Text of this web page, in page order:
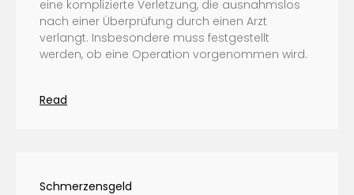
eine komplizierte Verletzung, die ausnahmslos
nach einer Überprüfung durch einen Arzt
verlangt. Insbesondere muss festgestellt
werden, ob eine Operation vorgenommen wird.
Read
Schmerzensgeld